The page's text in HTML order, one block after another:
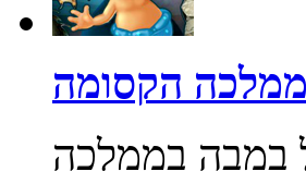
הקסומה